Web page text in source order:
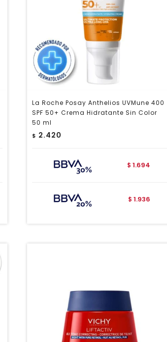
La Roche Posay Anthelios UVMune 400
SPF 50+ Crema Hidratante Sin Color
50 ml
$ 2.420
$ 1.694
$ 1.936